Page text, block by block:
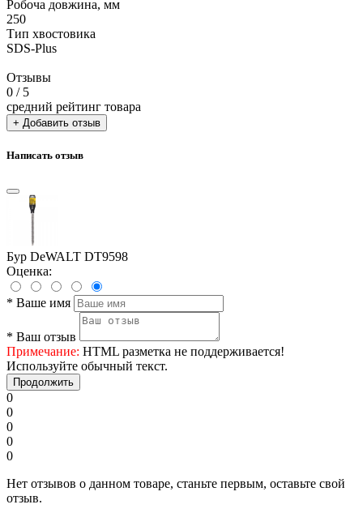
Робоча довжина, мм
250
Тип хвостовика
SDS-Plus
Отзывы
0 / 5
средний рейтинг товара
+ Добавить отзыв
Написать отзыв
Бур DeWALT DT9598
Оценка:
* Ваше имя
* Ваш отзыв
Примечание: HTML разметка не поддерживается!
Используйте обычный текст.
Продолжить
0
0
0
0
0
Нет отзывов о данном товаре, станьте первым, оставьте свой
отзыв.